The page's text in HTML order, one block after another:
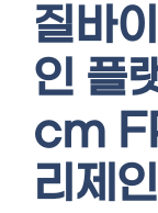
질바
인 플
cm
리제